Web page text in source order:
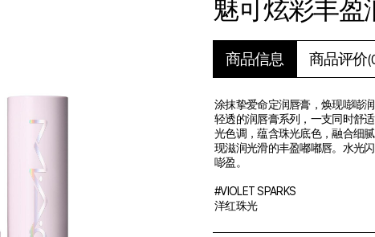
魅可炫彩丰盈
商品信息 商品评价
涂抹挚爱命定润唇膏，焕现嘭嘭
轻透的润唇膏系列，一支同时舒
光色调，蕴含珠光底色，融合细
现滋润光滑的丰盈嘟嘟唇。水光
嘭盈。
#VIOLET SPARKS
洋红珠光